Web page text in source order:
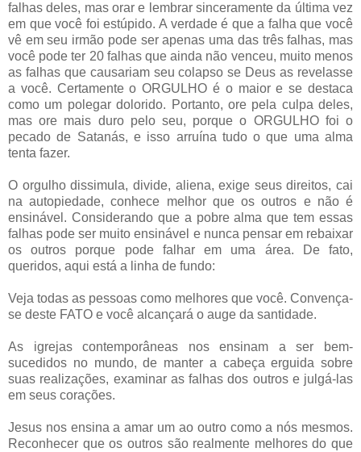
falhas deles, mas orar e lembrar sinceramente da última vez
em que você foi estúpido. A verdade é que a falha que você
vê em seu irmão pode ser apenas uma das três falhas, mas
você pode ter 20 falhas que ainda não venceu, muito menos
as falhas que causariam seu colapso se Deus as revelasse
a você. Certamente o ORGULHO é o maior e se destaca
como um polegar dolorido. Portanto, ore pela culpa deles,
mas ore mais duro pelo seu, porque o ORGULHO foi o
pecado de Satanás, e isso arruína tudo o que uma alma
tenta fazer.
O orgulho dissimula, divide, aliena, exige seus direitos, cai
na autopiedade, conhece melhor que os outros e não é
ensinável. Considerando que a pobre alma que tem essas
falhas pode ser muito ensinável e nunca pensar em rebaixar
os outros porque pode falhar em uma área. De fato,
queridos, aqui está a linha de fundo:
Veja todas as pessoas como melhores que você. Convença-
se deste FATO e você alcançará o auge da santidade.
As igrejas contemporâneas nos ensinam a ser bem-
sucedidos no mundo, de manter a cabeça erguida sobre
suas realizações, examinar as falhas dos outros e julgá-las
em seus corações.
Jesus nos ensina a amar um ao outro como a nós mesmos.
Reconhecer que os outros são realmente melhores do que